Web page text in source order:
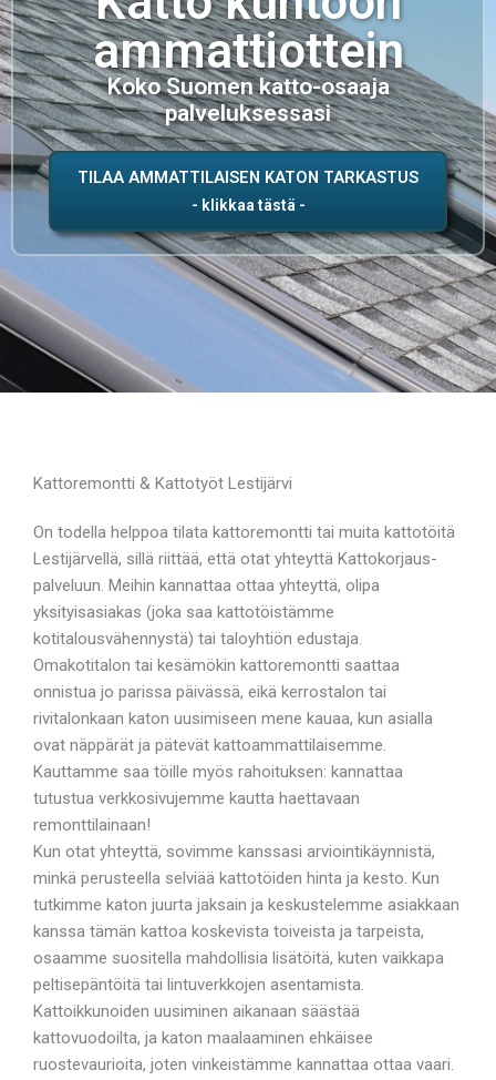
ammattiottein
Koko Suomen katto-osaaja
palveluksessasi
TILAA AMMATTILAISEN KATON TARKASTUS
Kattoremontti & Kattotyöt Lestijärvi
On todella helppoa tilata kattoremontti tai muita kattotöitä
Lestijärvellä, sillä riittää, että otat yhteyttä Kattokorjaus-
palveluun. Meihin kannattaa ottaa yhteyttä, olipa
yksityisasiakas (joka saa kattotöistämme
kotitalousvähennystä) tai taloyhtiön edustaja.
Omakotitalon tai kesämökin kattoremontti saattaa
onnistua jo parissa päivässä, eikä kerrostalon tai
rivitalonkaan katon uusimiseen mene kauaa, kun asialla
ovat näppärät ja pätevät kattoammattilaisemme.
Kauttamme saa töille myös rahoituksen: kannattaa
tutustua verkkosivujemme kautta haettavaan
remonttilainaan!
Kun otat yhteyttä, sovimme kanssasi arviointikäynnistä,
minkä perusteella selviää kattotöiden hinta ja kesto. Kun
tutkimme katon juurta jaksain ja keskustelemme asiakkaan
kanssa tämän kattoa koskevista toiveista ja tarpeista,
osaamme suositella mahdollisia lisätöitä, kuten vaikkapa
peltisepäntöitä tai lintuverkkojen asentamista.
Kattoikkunoiden uusiminen aikanaan säästää
kattovuodoilta, ja katon maalaaminen ehkäisee
ruostevaurioita, joten vinkeistämme kannattaa ottaa vaari.